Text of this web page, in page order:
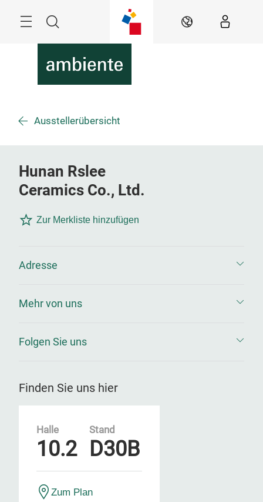
Suche DE
Ausstellerübersicht
Hunan Rslee
Ceramics Co., Ltd.
Zur Merkliste hinzufügen
Adresse
Mehr von uns
Folgen Sie uns
Finden Sie uns hier
Halle
10.2
Stand
D30B
Zum Plan